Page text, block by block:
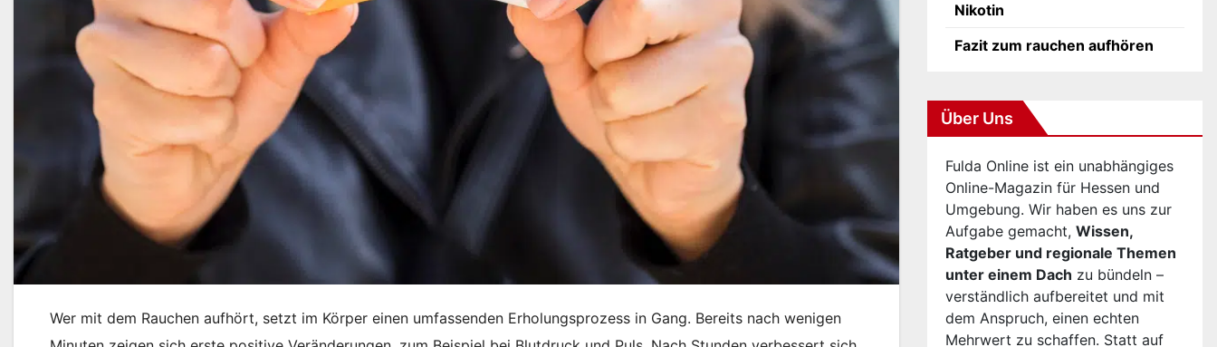
Wer mit dem Rauchen aufhört, setzt im Körper einen umfassenden Erholungsprozess in Gang. Bereits nach wenigen
Nikotin
Fazit zum rauchen aufhören
Über Uns
Fulda Online ist ein unabhängiges
Online-Magazin für Hessen und
Umgebung. Wir haben es uns zur
Aufgabe gemacht, Wissen,
Ratgeber und regionale Themen
unter einem Dach zu bündeln –
verständlich aufbereitet und mit
dem Anspruch, einen echten
Mehrwert zu schaffen. Statt auf